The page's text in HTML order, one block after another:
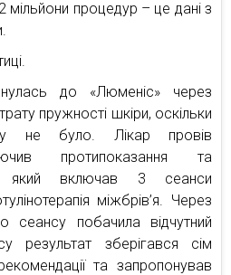
процедур – це дані з
до «Люменіс» через
пружності шкіри, оскільки
не було. Лікар провів
протипоказання та
який включав 3 сеанси
міжбрів’я. Через
сеансу побачила відчутний
результат зберігався сім
та запропонував